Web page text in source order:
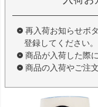
再入荷お知らせボ
登録してください。
商品が入荷した際
商品の入荷やご注